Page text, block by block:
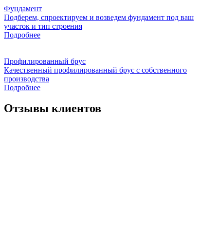
Фундамент
Подберем, спроектируем и возведем фундамент под ваш
участок и тип строения
Подробнее
Профилированный брус
Качественный профилированный брус с собственного
производства
Подробнее
Отзывы клиентов